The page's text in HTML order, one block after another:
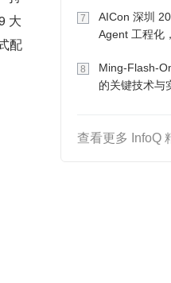
大
配
7
AICon 深圳
Agent 工程化
8
Ming-Flash-
的关键技术与
查看更多 InfoQ